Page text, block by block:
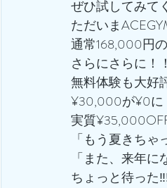
ぜひ試してみて
ただいま
通常168,000円
さらにさらに！！
無料体験も大好
¥30,000が¥0に
実質
「もう夏きちゃ
「また、来年に
ちょっと待った